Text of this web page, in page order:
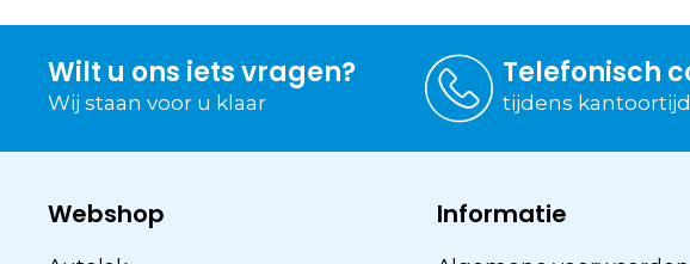
Wilt u ons iets vragen?
Wij staan voor u klaar
Telefonisch
tijdens
Webshop Informatie